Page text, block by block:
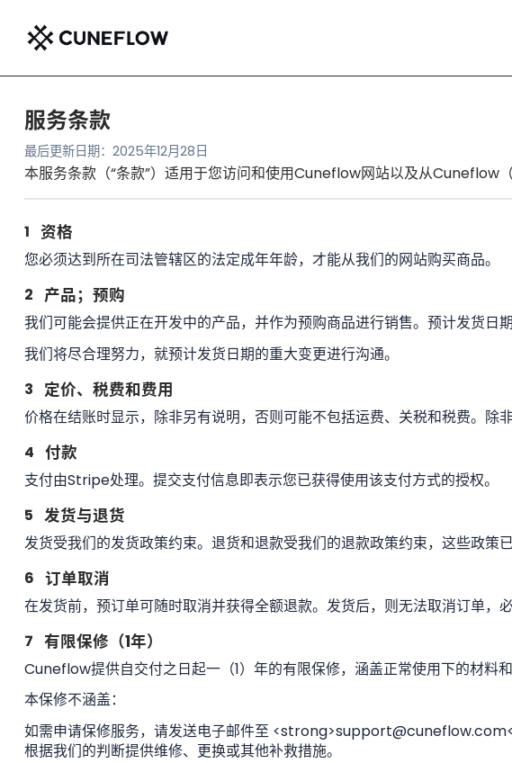
服务条款
最后更新日期：2025年12月28日
本服务条款（“条款”）适用于您访问和使用Cuneflow网站以及从Cuneflow
1 资格
您必须达到所在司法管辖区的法定成年年龄，才能从我们的网站购买商品。
2 产品；预购
我们可能会提供正在开发中的产品，并作为预购商品进行销售。预计发货日
我们将尽合理努力，就预计发货日期的重大变更进行沟通。
3
定价、税费和费用
价格在结账时显示，除非另有说明，否则可能不包括运费、关税和税费。除
4 付款
支付由Stripe处理。提交支付信息即表示您已获得使用该支付方式的授权。
5 发货与退货
发货受我们的发货政策约束。退货和退款受我们的退款政策约束，这些政策
6 订单取消
在发货前，预订单可随时取消并获得全额退款。发货后，则无法取消订单，
7 有限保修（1年）
Cuneflow提供自交付之日起一（1）年的有限保修，涵盖正常使用下的材料和
本保修不涵盖：
如需申请保修服务，请发送电子邮件至
根据我们的判断提供维修、更换或其他补救措施。